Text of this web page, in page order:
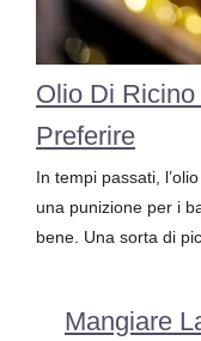
Olio Di
Preferire
In tempi passati,
una punizione per i
bene. Una sorta di
Mangiare